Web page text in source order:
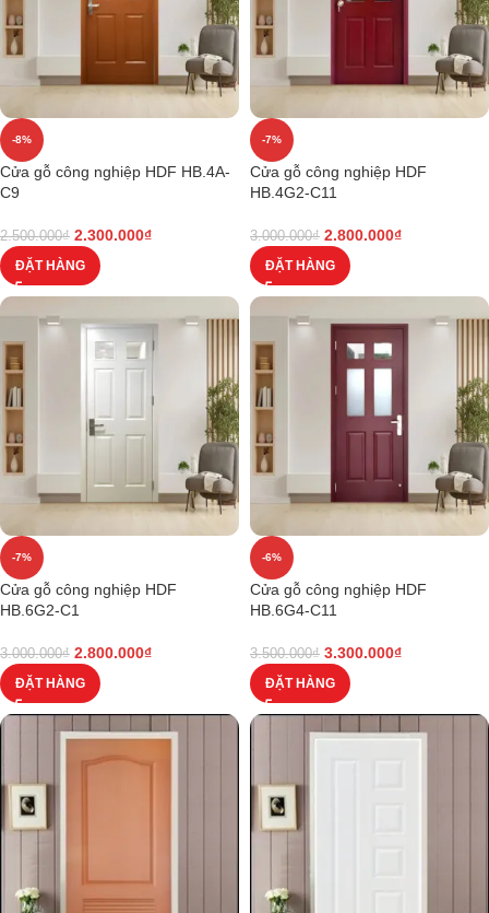
-8%
Cửa gỗ công nghiệp HDF HB.4A-
C9
2.500.000₫ 2.300.000₫
ĐẶT HÀNG
-7%
Cửa gỗ công nghiệp HDF
HB.4G2-C11
3.000.000₫ 2.800.000₫
ĐẶT HÀNG
-7%
Cửa gỗ công nghiệp HDF
HB.6G2-C1
3.000.000₫ 2.800.000₫
ĐẶT HÀNG
-6%
Cửa gỗ công nghiệp HDF
HB.6G4-C11
3.500.000₫ 3.300.000₫
ĐẶT HÀNG